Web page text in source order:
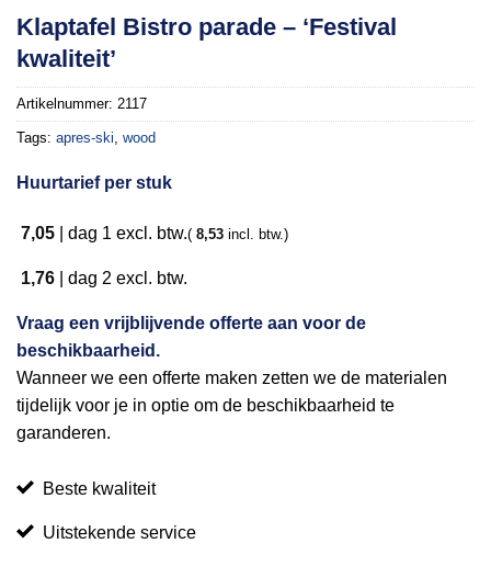
Toevoegen
Klaptafel Bistro parade – ‘Festival
kwaliteit’
Artikelnummer: 2117
Tags: apres-ski, wood
Huurtarief per stuk
7,05 dag 1 excl. btw.( 8,53 incl. btw.)
1,76 dag 2 excl. btw.
Vraag een vrijblijvende offerte aan voor de
beschikbaarheid.
Wanneer we een offerte maken zetten we de materialen
tijdelijk voor je in optie om de beschikbaarheid te
garanderen.
Beste kwaliteit
Uitstekende service